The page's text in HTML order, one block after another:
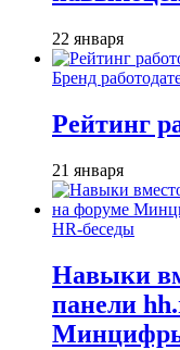
22 января
Бренд
Рейтинг
21 января
HR-беседы
Навыки
панели